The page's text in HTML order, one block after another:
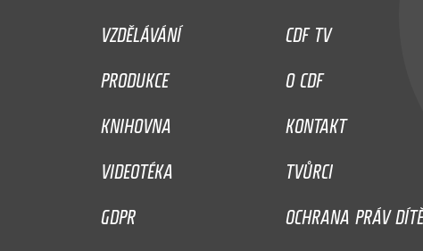
VZDĚLÁVÁNÍ
CDF TV
PRODUKCE
O CDF
KNIHOVNA
KONTAKT
VIDEOTÉKA
TVŮRCI
GDPR
OCHRANA PRÁV